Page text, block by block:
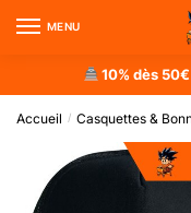
MENU
10% dès
Accueil / Casquettes &